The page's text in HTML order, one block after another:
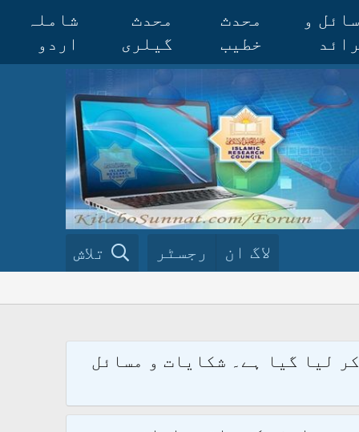
و
محدث
خطیب
محدث
گیلری
شاملہ
اردو
لاگ ان رجسٹر تلاش
2.1.7 پر کامیابی سے منتقل کر لیا گیا ہے۔ شکایات و مسائل